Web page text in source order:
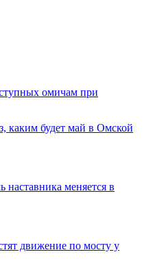
омичам при
каким будет май в Омской
наставника меняется в
движение по мосту у